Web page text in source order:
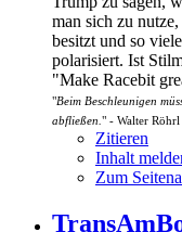
man sich zu
besitzt und so
polarisiert. Ist
"Make Racebit
"Beim Beschleunigen
abfließen." - Walter Röhrl
Zitieren
Inhalt
Zum